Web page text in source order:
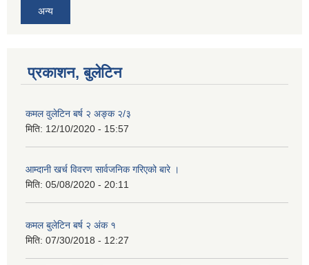
अन्य
प्रकाशन, बुलेटिन
कमल वुलेटिन बर्ष २ अङ्क २/३
मिति: 12/10/2020 - 15:57
आम्दानी खर्च विवरण सार्वजनिक गरिएको बारे ।
मिति: 05/08/2020 - 20:11
कमल बुलेटिन बर्ष २ अंक १
मिति: 07/30/2018 - 12:27